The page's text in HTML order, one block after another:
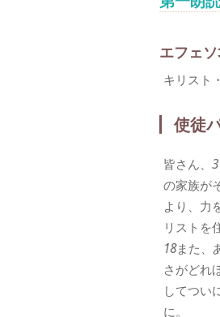
エフェ
キリスト
使徒
皆さん、
の家族が
より、力
リストを
18また、
さがどれ
してつい
に。